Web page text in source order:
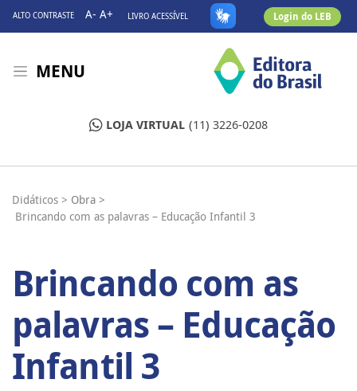
ALTO CONTRASTE A- A+ LIVRO ACESSÍVEL Login do LEB
MENU
LOJA VIRTUAL (11) 3226-0208
Didáticos > Obra >
Brincando com as palavras – Educação Infantil 3
Brincando com as
palavras – Educação
Infantil 3